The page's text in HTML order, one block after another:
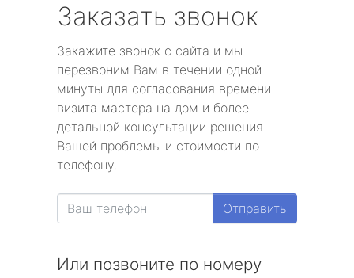
Заказать звонок
Закажите звонок с сайта и мы
перезвоним Вам в течении одной
минуты для согласования времени
визита мастера на дом и более
детальной консультации решения
Вашей проблемы и стоимости по
телефону.
Отправить
Или позвоните по номеру